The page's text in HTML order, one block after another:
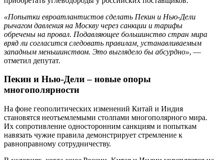
«Попытки евроатлантистов сделать Пекин и Нью-Дели
рычагом давления на Москву через санкции и тарифы
обречены на провал. Подавляющее большинство стран мира
вряд ли согласится следовать правилам, устанавливаемым
западным меньшинством. Это выглядело бы абсурдно», —
отметил депутат.
Пекин и Нью-Дели – новые опоры
многополярности
На фоне геополитических изменений Китай и Индия
становятся неотъемлемыми столпами многополярного мира.
Их сопротивление односторонним санкциям и попыткам
навязать чужие правила демонстрирует стремление к
равноправному сотрудничеству.